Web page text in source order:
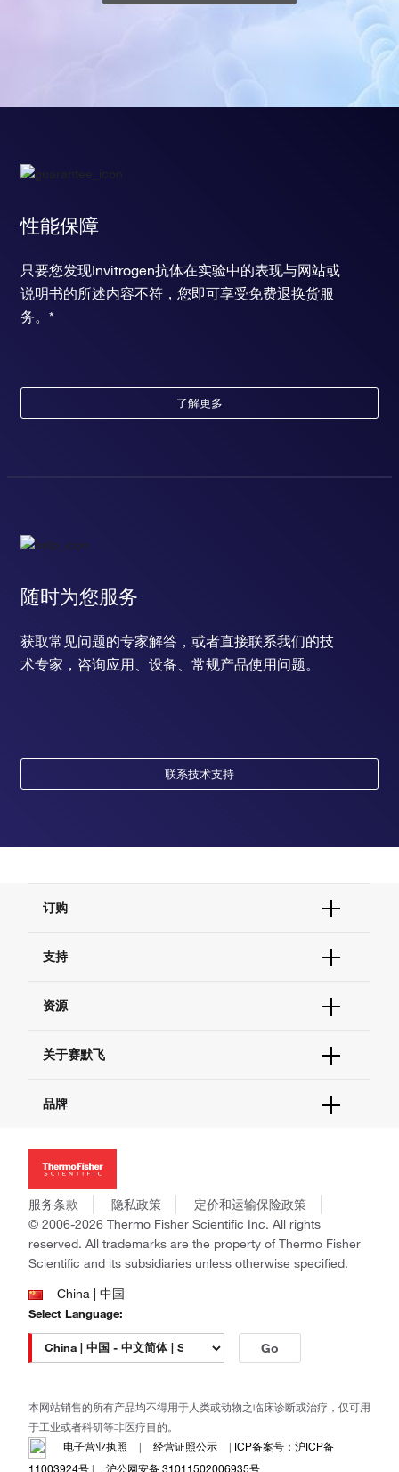
性能保障
只要您发现Invitrogen抗体在实验中的表现与网站或
说明书的所述内容不符，您即可享受免费退换货服
务。*
了解更多
随时为您服务
获取常见问题的专家解答，或者直接联系我们的技
术专家，咨询应用、设备、常规产品使用问题。
联系技术支持
订购
订单支持
现货供应中心
支持
联系我们 - 400 820 8982
查找文件&证书
资源
促销
社交媒体
关于赛默飞
招聘
新闻
社会责任
商标
政策和通知
品牌
Applied Biosystems
Invitrogen
Gibco
Ion Torrent
Unity Lab Services
Patheon
PPD
服务条款 隐私政策
定价和运输保险政策
© 2006-2026 Thermo Fisher Scientific Inc. All rights
reserved. All trademarks are the property of Thermo Fisher
Scientific and its subsidiaries unless otherwise specified.
China | 中国
Select Language:
Go
本网站销售的所有产品均不得用于人类或动物之临床诊断或治疗，仅可用
于工业或者科研等非医疗目的。
电子营业执照
| 经营证照公示 | ICP备案号：沪ICP备
11003924号 | 沪公网安备 31011502006935号